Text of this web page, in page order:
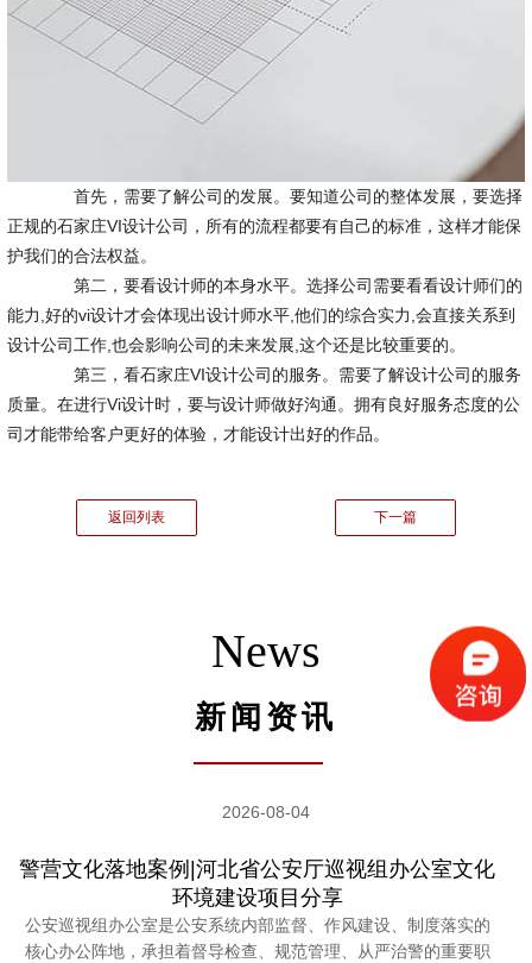
首先，需要了解公司的发展。要知道公司的整体发展，要选择
正规的石家庄VI设计公司，所有的流程都要有自己的标准，这样才能保
护我们的合法权益。
第二，要看设计师的本身水平。选择公司需要看看设计师们的
能力,好的vi设计才会体现出设计师水平,他们的综合实力,会直接关系到
设计公司工作,也会影响公司的未来发展,这个还是比较重要的。
第三，看石家庄VI设计公司的服务。需要了解设计公司的服务
质量。在进行Vi设计时，要与设计师做好沟通。拥有良好服务态度的公
司才能带给客户更好的体验，才能设计出好的作品。
返回列表 下一篇
News
新闻资讯
2026-08-04
警营文化落地案例|河北省公安厅巡视组办公室文化
环境建设项目分享
公安巡视组办公室是公安系统内部监督、作风建设、制度落实的
核心办公阵地，承担着督导检查、规范管理、从严治警的重要职